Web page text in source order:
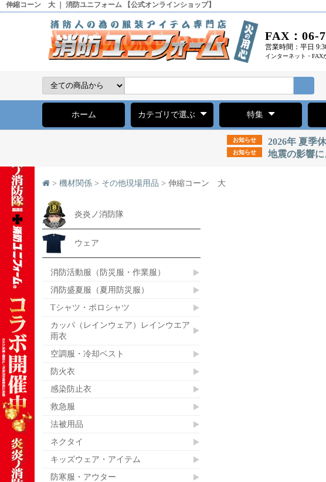
伸縮コーン 大 ｜ 消防ユニフォーム 【公式オンラインショップ】
FAX：06-
営業時間：平日
インターネット・FAX
ホーム カテゴリで選ぶ 特集
お知らせ 2026年 夏季
お知らせ 地震の影響
> 機材関係 > その他現場用品 > 伸縮コーン 大
炎炎ノ消防隊
ウェア
消防活動服（防災服・作業服）
消防盛夏服（夏用防災服）
Tシャツ・ポロシャツ
カッパ（レインウェア）レインウエア
雨衣
空調服・冷却ベスト
防火衣
感染防止衣
救急服
法被用品
ネクタイ
キッズウェア・アイテム
防寒服・アウター